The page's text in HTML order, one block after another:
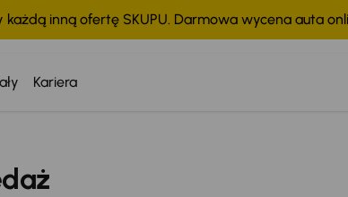
każdą inną ofertę SKUPU. Darmowa wycena auta
Kariera